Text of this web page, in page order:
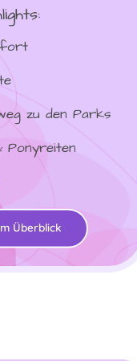
zu den Parks
Ponyreiten
Überblick